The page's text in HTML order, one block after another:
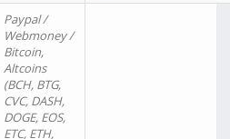
Paypal /
Webmoney /
Bitcoin,
Altcoins
(BCH, BTG,
CVC, DASH,
DOGE, EOS,
ETC, ETH,